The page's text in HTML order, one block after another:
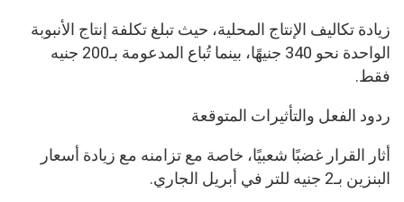
زيادة تكاليف الإنتاج المحلية، حيث تبلغ تكلفة إنتاج الأنبوبة
الواحدة نحو 340 جنيهًا، بينما تُباع المدعومة بـ200 جنيه
فقط.
ردود الفعل والتأثيرات المتوقعة
أثار القرار غضبًا شعبيًا، خاصة مع تزامنه مع زيادة أسعار
البنزين بـ2 جنيه للتر في أبريل الجاري.